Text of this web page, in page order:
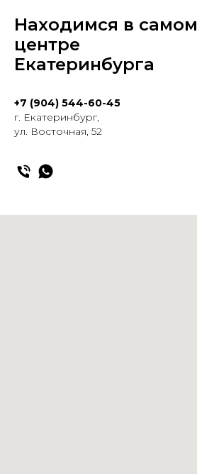
Находимся в самом
центре
Екатеринбурга
+7 (904) 544-60-45
г. Екатеринбург,
ул. Восточная, 52